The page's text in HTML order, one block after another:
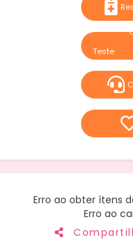
Erro ao obter ítens
Erro ao